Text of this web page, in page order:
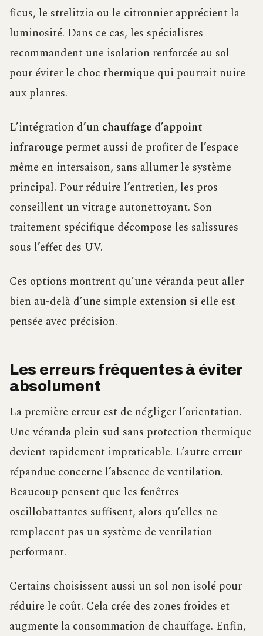
ficus, le strelitzia ou le citronnier apprécient la
luminosité. Dans ce cas, les spécialistes
recommandent une isolation renforcée au sol
pour éviter le choc thermique qui pourrait nuire
aux plantes.
L’intégration d’un chauffage d’appoint
infrarouge permet aussi de profiter de l’espace
même en intersaison, sans allumer le système
principal. Pour réduire l’entretien, les pros
conseillent un vitrage autonettoyant. Son
traitement spécifique décompose les salissures
sous l’effet des UV.
Ces options montrent qu’une véranda peut aller
bien au-delà d’une simple extension si elle est
pensée avec précision.
Les erreurs fréquentes à éviter
absolument
La première erreur est de négliger l’orientation.
Une véranda plein sud sans protection thermique
devient rapidement impraticable. L’autre erreur
répandue concerne l’absence de ventilation.
Beaucoup pensent que les fenêtres
oscillobattantes suffisent, alors qu’elles ne
remplacent pas un système de ventilation
performant.
Certains choisissent aussi un sol non isolé pour
réduire le coût. Cela crée des zones froides et
augmente la consommation de chauffage. Enfin,